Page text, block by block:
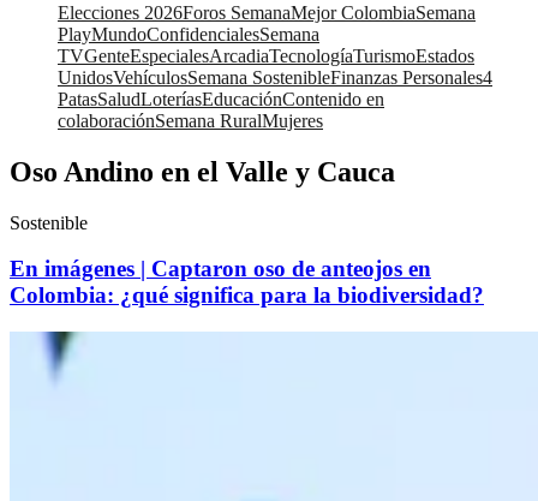
Elecciones 2026Foros SemanaMejor ColombiaSemana
PlayMundoConfidencialesSemana
TVGenteEspecialesArcadiaTecnologíaTurismoEstados
UnidosVehículosSemana SostenibleFinanzas Personales4
PatasSaludLoteríasEducaciónContenido en
colaboraciónSemana RuralMujeres
Oso Andino en el Valle y Cauca
Sostenible
En imágenes | Captaron oso de anteojos en
Colombia: ¿qué significa para la biodiversidad?